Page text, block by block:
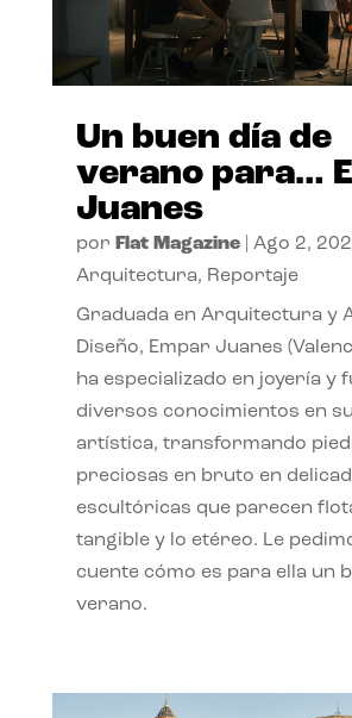
Un buen día de
verano para…
Juanes
por Flat Magazine| Ago 2,
Arquitectura, Reportaje
Graduada en Arquitectura y
Diseño, Empar Juanes
ha especializado en joyería y
diversos conocimientos en
artística, transformando
preciosas en bruto en
escultóricas que parecen
tangible y lo etéreo. Le
cuente cómo es para ella un
verano.